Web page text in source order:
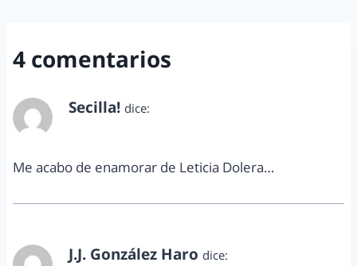
4 comentarios
Secilla! dice:
Me acabo de enamorar de Leticia Dolera…
J.J. González Haro dice: